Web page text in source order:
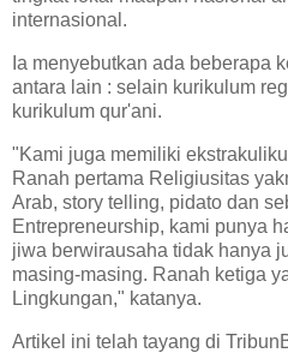
internasional.
Ia menyebutkan ada beberapa
antara lain : selain kurikulum
kurikulum qur'ani.
"Kami juga memiliki
Ranah pertama Religiusitas
Arab, story telling, pidato dan
Entrepreneurship, kami punya
jiwa berwirausaha tidak hanya
masing-masing. Ranah ketiga
Lingkungan," katanya.
Artikel ini telah tayang di